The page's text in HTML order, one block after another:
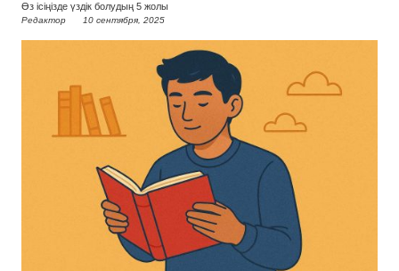
Өз ісіңізде үздік болудың 5 жолы
Редактор 10 сентября, 2025